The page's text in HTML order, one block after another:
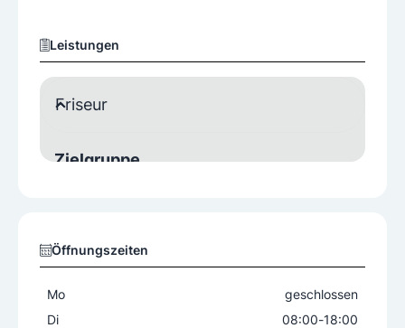
Leistungen
Friseur
Zielgruppe
Öffnungszeiten
Mo
geschlossen
Di
08:00-18:00